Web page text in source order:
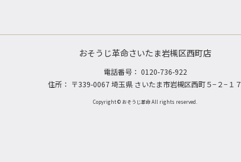
おそうじ革命さいたま岩槻区西町店
電話番号： 0120-736-922
住所： 〒339-0067 埼玉県 さいたま市岩槻区西町５−２−１７
Copyright © おそうじ革命 All rights reserved.